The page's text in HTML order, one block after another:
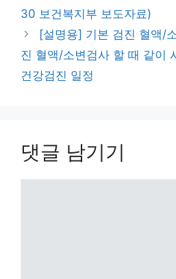
30 보건복지부 보도자료)
[설명용] 기본 검진 혈액/
진 혈액/소변검사 할 때 같이
건강검진 일정
댓글 남기기